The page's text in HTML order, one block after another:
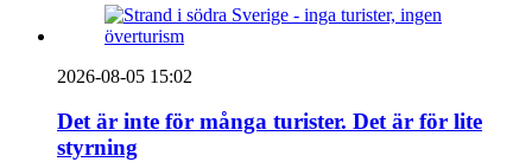
2026-08-05 15:02
Det är inte för många turister. Det är för lite
styrning